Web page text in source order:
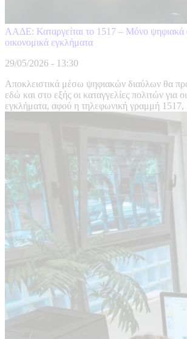
ΑΑΔΕ: Καταργείται το 1517 – Μόνο ψηφιακά
οικονομικά εγκλήματα
29/05/2026 - 13:30
Αποκλειστικά μέσω ψηφιακών διαύλων θα
εδώ και στο εξής οι καταγγελίες πολιτών για
εγκλήματα, αφού η τηλεφωνική γραμμή 1517,